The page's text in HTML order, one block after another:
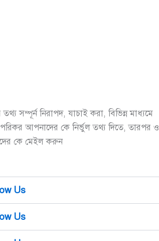
সম্পূর্ন নিরাপদ, যাচাই করা, বিভিন্ন মাধ্যমে
আপনাদের কে নির্ভুল তথ্য দিতে, তারপর ও
কে মেইল করুন
Us
Us